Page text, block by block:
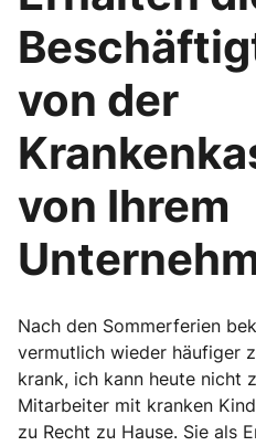
von der
von Ihrem
Nach den Sommerferien
vermutlich wieder häufiger
krank, ich kann heute nicht
Mitarbeiter mit kranken
zu Recht zu Hause. Sie als